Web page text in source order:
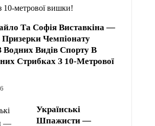
Та Софія Виставкіна —
Призерки Чемпіонату
Водних Видів Спорту В
Стрибках З 10-Метрової
Українські
Шпажисти —